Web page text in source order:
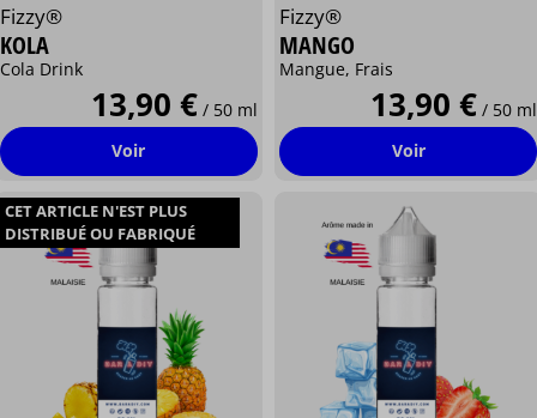
Fizzy®
KOLA
Cola Drink
13,90 € / 50 ml
Voir
Fizzy®
MANGO
Mangue, Frais
13,90 € / 50 ml
Voir
CET ARTICLE N'EST PLUS
DISTRIBUÉ OU FABRIQUÉ